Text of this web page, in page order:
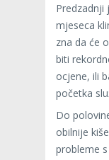
Predzadnji
mjeseca
zna da će
biti
ocjene, ili
početka
Do
obilnije
probleme